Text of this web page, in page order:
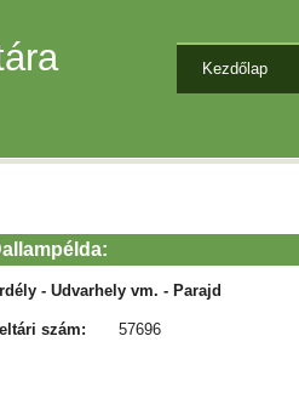
Kezdőlap
- Udvarhely vm. - Parajd
szám: 57696